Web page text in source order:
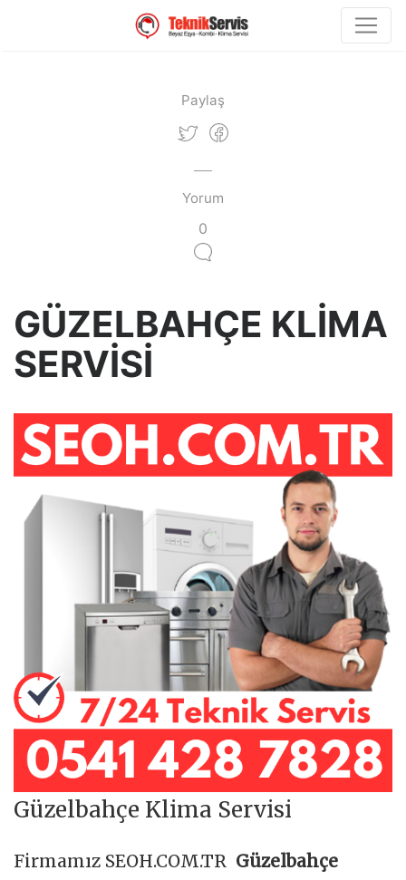
Paylaş
Yorum
0
GÜZELBAHÇE KLİMA
SERVİSİ
Güzelbahçe Klima Servisi
Firmamız SEOH.COM.TR Güzelbahçe